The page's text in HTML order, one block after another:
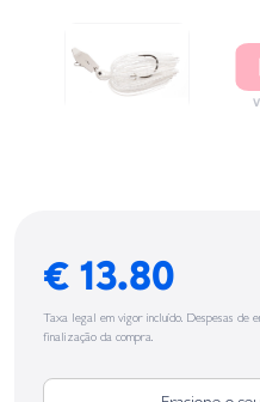
€ 13.80
Taxa legal em vigor incluído. Despesas de
finalização da compra.